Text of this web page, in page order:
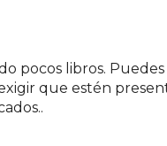
pocos libros. Puedes
que estén